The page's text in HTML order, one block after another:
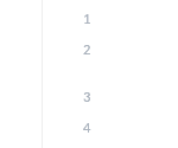
1
2
3
4